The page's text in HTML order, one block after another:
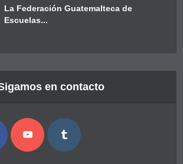
La Federación Guatemalteca de
Escuelas...
en contacto